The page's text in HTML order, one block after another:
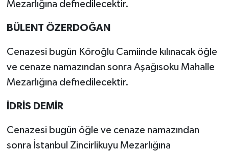
Mezarlığına defnedilecektir.
BÜLENT ÖZERDOĞAN
Cenazesi bugün Köroğlu Camiinde kılınacak öğle
ve cenaze namazından sonra Aşağısoku Mahalle
Mezarlığına defnedilecektir.
İDRİS DEMİR
Cenazesi bugün öğle ve cenaze namazından
sonra İstanbul Zincirlikuyu Mezarlığına